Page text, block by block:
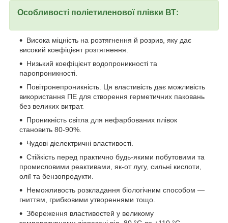
Особливості поліетиленової плівки ВТ:
Висока міцність на розтягнення й розрив, яку дає
високий коефіцієнт розтягнення.
Низький коефіцієнт водопроникності та
паропроникності.
Повітронепроникність. Ця властивість дає можливість
використання ПЕ для створення герметичних паковань
без великих витрат.
Проникність світла для нефарбованих плівок
становить 80-90%.
Чудові діелектричні властивості.
Стійкість перед практично будь-якими побутовими та
промисловими реактивами, як-от лугу, сильні кислоти,
олії та бензопродукти.
Неможливость розкладання біологічним способом —
гниттям, грибковими утвореннями тощо.
Збереження властивостей у великому